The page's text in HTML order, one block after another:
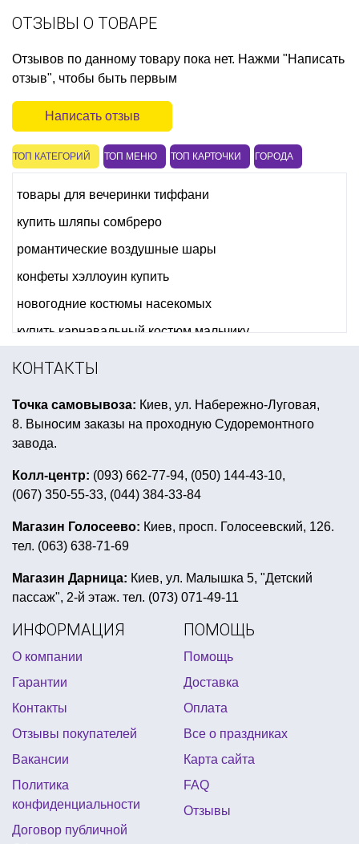
ОТЗЫВЫ О ТОВАРЕ
Отзывов по данному товару пока нет. Нажми "Написать
отзыв", чтобы быть первым
Написать отзыв
ТОП КАТЕГОРИЙ ТОП МЕНЮ ТОП КАРТОЧКИ ГОРОДА
товары для вечеринки тиффани
купить шляпы сомбреро
романтические воздушные шары
конфеты хэллоуин купить
новогодние костюмы насекомых
купить карнавальный костюм мальчику
маски карнавальные детские
товары для первого дня рождения
аксессуары для девичника киев
декор дверей на новый год
день рождения в стиле лего ниндзяго
бенгальский огонь
украшения на коктейли
миньоны день рождение
день святого патрика костюм купить
космос день рождения
цена мыльные пузыри
сервировка стола 8 марта
сервировка детского праздничного стола
детский день рождения свинка пеппа
новогодние свечи купить киев
тарелки с новогодним рисунком купить
оформление праздничного стола к новому году
купить веер из перьев
КОНТАКТЫ
Точка самовывоза: Киев, ул. Набережно-Луговая,
8. Выносим заказы на проходную Судоремонтного
завода.
Колл-центр: (093) 662-77-94, (050) 144-43-10,
(067) 350-55-33, (044) 384-33-84
Магазин Голосеево: Киев, просп. Голосеевский, 126.
тел. (063) 638-71-69
Магазин Дарница: Киев, ул. Малышка 5, "Детский
пассаж", 2-й этаж. тел. (073) 071-49-11
ИНФОРМАЦИЯ
О компании
Гарантии
Контакты
Отзывы покупателей
Вакансии
Политика
конфиденциальности
Договор публичной
ПОМОЩЬ
Помощь
Доставка
Оплата
Все о праздниках
Карта сайта
FAQ
Отзывы